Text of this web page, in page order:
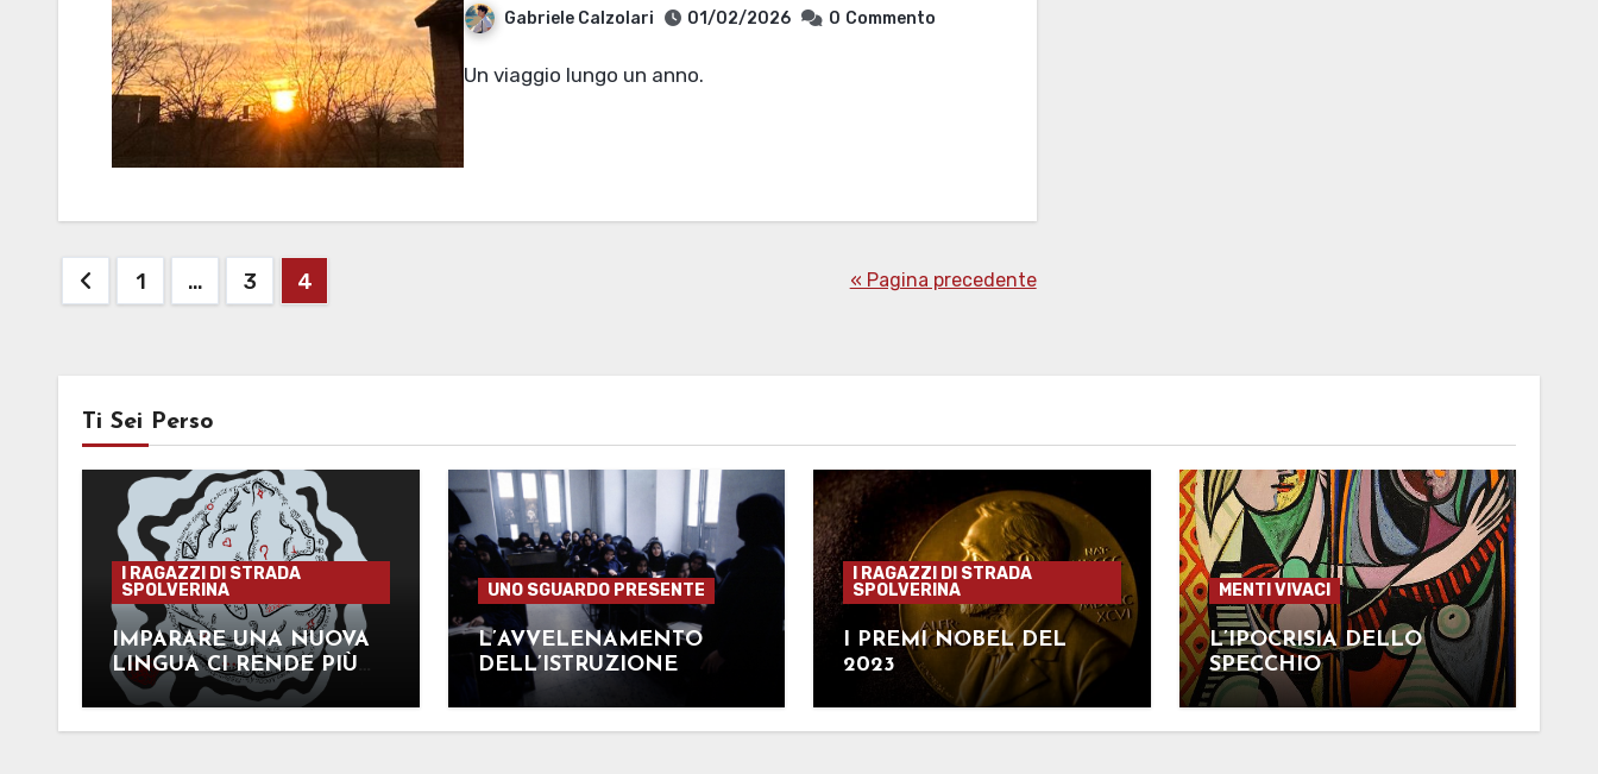
Gabriele Calzolari 01/02/2026 0 Commento
Un viaggio lungo un anno.
Paginazione
1 … 3 4 « Pagina precedente
Ti Sei Perso
I RAGAZZI DI STRADA
SPOLVERINA
IMPARARE UNA NUOVA
LINGUA CI RENDE PIÙ
INTELLIGENTI?
UNO SGUARDO PRESENTE
L’AVVELENAMENTO
DELL’ISTRUZIONE
I RAGAZZI DI STRADA
SPOLVERINA
I PREMI NOBEL DEL
2023
MENTI VIVACI
L’IPOCRISIA DELLO
SPECCHIO